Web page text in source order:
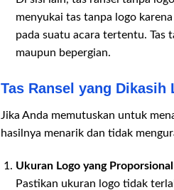
menyukai tas tanpa logo
pada suatu acara tertentu. Tas
maupun bepergian.
Tas Ransel yang Dikasih
Jika Anda memutuskan untuk
hasilnya menarik dan tidak
Ukuran Logo yang Proporsional
Pastikan ukuran logo tidak